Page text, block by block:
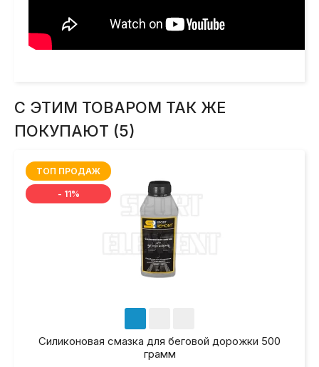
С ЭТИМ ТОВАРОМ ТАК ЖЕ
ПОКУПАЮТ (5)
ТОП ПРОДАЖ
- 11%
Силиконовая смазка для беговой дорожки 500
грамм